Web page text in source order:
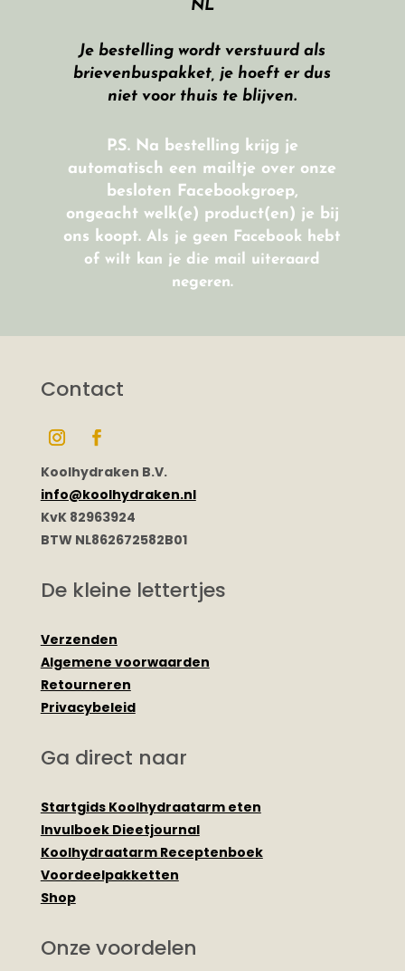
NL
Je bestelling wordt verstuurd als
brievenbuspakket, je hoeft er dus
niet voor thuis te blijven.
P.S. Na bestelling krijg je
automatisch een mailtje over onze
besloten Facebookgroep,
ongeacht welk(e) product(en) je bij
ons koopt.Als je geen Facebook hebt
of wilt kan je die mail uiteraard
negeren.
Contact
Koolhydraken B.V.
info@koolhydraken.nl
KvK 82963924
BTW NL862672582B01
De kleine lettertjes
Verzenden
Algemene voorwaarden
Retourneren
Privacybeleid
Ga direct naar
Startgids Koolhydraatarm eten
Invulboek Dieetjournal
Koolhydraatarm Receptenboek
Voordeelpakketten
Shop
Onze voordelen